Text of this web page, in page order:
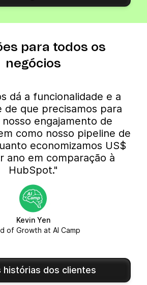
para todos os
negócios
dá a funcionalidade e a
de que precisamos para
engajamento de
como nosso pipeline de
economizamos US$
ano em comparação à
HubSpot."
Kevin Yen
of Growth at AI Camp
histórias dos clientes